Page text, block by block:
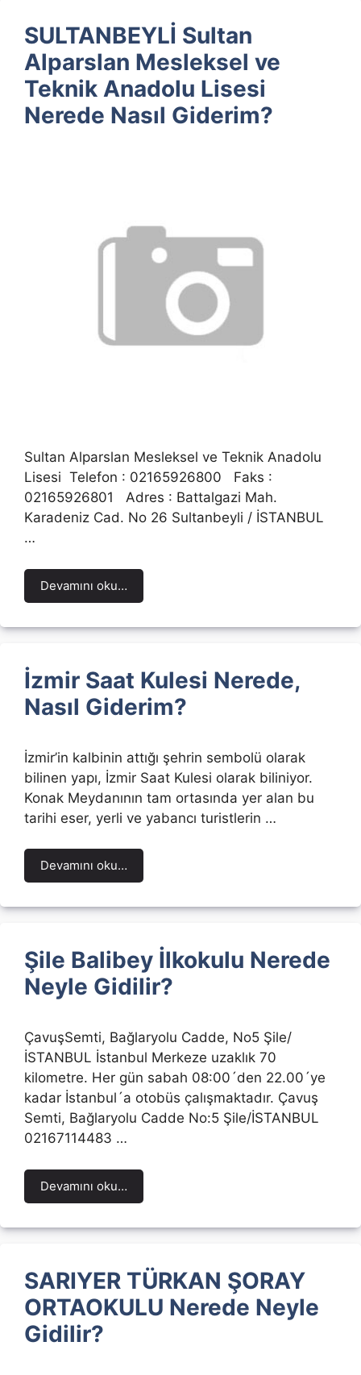
SULTANBEYLİ Sultan
Alparslan Mesleksel ve
Teknik Anadolu Lisesi
Nerede Nasıl Giderim?
Sultan Alparslan Mesleksel ve Teknik Anadolu
Lisesi Telefon : 02165926800 Faks :
02165926801 Adres : Battalgazi Mah.
Karadeniz Cad. No 26 Sultanbeyli / İSTANBUL
…
Devamını oku…
İzmir Saat Kulesi Nerede,
Nasıl Giderim?
İzmir’in kalbinin attığı şehrin sembolü olarak
bilinen yapı, İzmir Saat Kulesi olarak biliniyor.
Konak Meydanının tam ortasında yer alan bu
tarihi eser, yerli ve yabancı turistlerin …
Devamını oku…
Şile Balibey İlkokulu Nerede
Neyle Gidilir?
ÇavuşSemti, Bağlaryolu Cadde, No5 Şile/
İSTANBUL İstanbul Merkeze uzaklık 70
kilometre. Her gün sabah 08:00´den 22.00´ye
kadar İstanbul´a otobüs çalışmaktadır. Çavuş
Semti, Bağlaryolu Cadde No:5 Şile/İSTANBUL
02167114483 …
Devamını oku…
SARIYER TÜRKAN ŞORAY
ORTAOKULU Nerede Neyle
Gidilir?